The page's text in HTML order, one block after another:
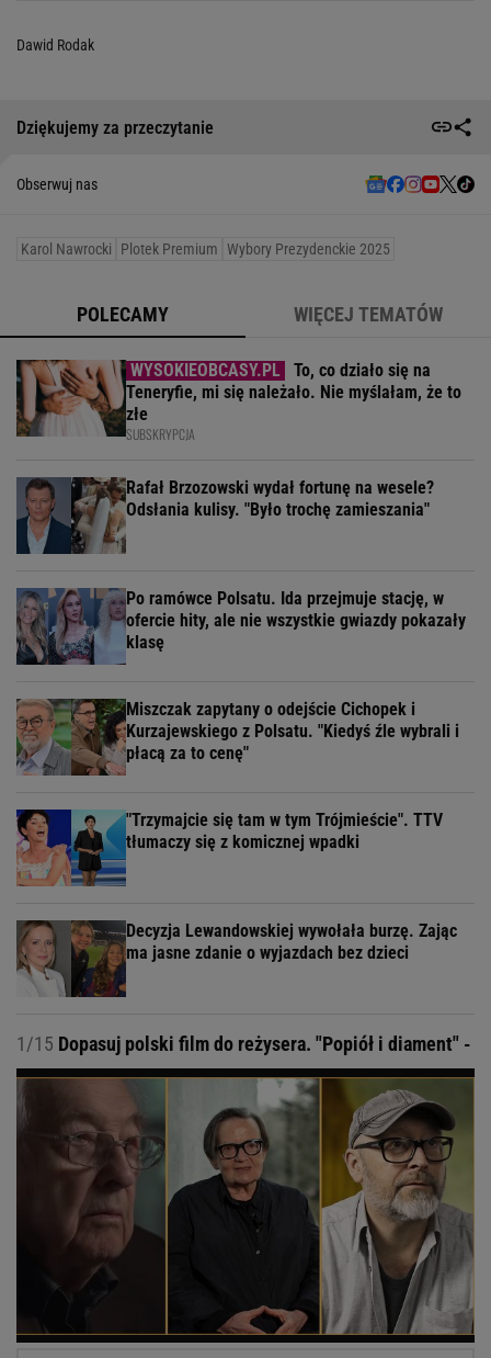
Dawid Rodak
Dziękujemy za przeczytanie
Obserwuj nas
Karol Nawrocki Plotek Premium Wybory Prezydenckie 2025
POLECAMY WIĘCEJ TEMATÓW
To, co działo się na
Teneryfie, mi się należało. Nie myślałam, że to
złe
SUBSKRYPCJA
Rafał Brzozowski wydał fortunę na wesele?
Odsłania kulisy. "Było trochę zamieszania"
Po ramówce Polsatu. Ida przejmuje stację, w
ofercie hity, ale nie wszystkie gwiazdy pokazały
klasę
Miszczak zapytany o odejście Cichopek i
Kurzajewskiego z Polsatu. "Kiedyś źle wybrali i
płacą za to cenę"
"Trzymajcie się tam w tym Trójmieście". TTV
tłumaczy się z komicznej wpadki
Decyzja Lewandowskiej wywołała burzę. Zając
ma jasne zdanie o wyjazdach bez dzieci
1/15 Dopasuj polski film do reżysera. "Popiół i diament" -